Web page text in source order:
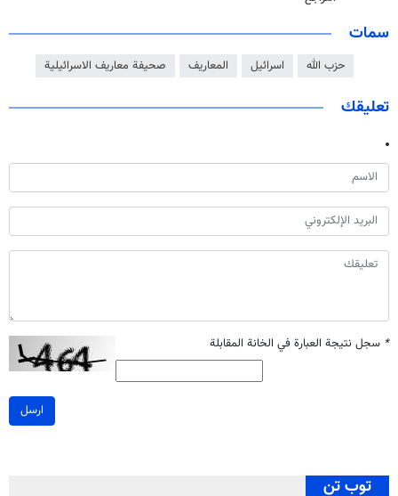
سمات
حزب الله اسرائيل المعاريف صحيفة معاريف الاسرائيلية
تعليقك
* سجل نتيجة العبارة في الخانة المقابلة
ارسل
توب تن